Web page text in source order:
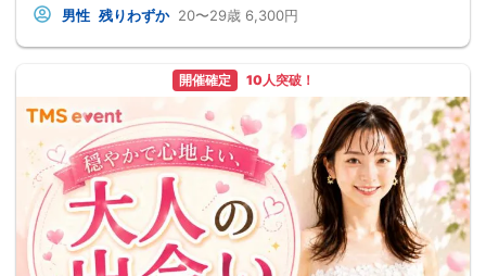
男性 残りわずか 20〜29歳 6,300円
開催確定 10人突破！